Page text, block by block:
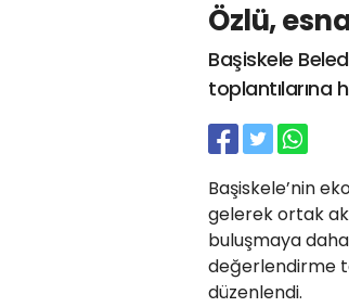
Özlü,
Başiskele
toplantılarına
Başiskele’nin
gelerek ortak
buluşmaya
değerlendirme
düzenlendi.